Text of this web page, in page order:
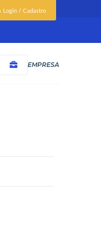
Login / Cadastro
EMPRESA